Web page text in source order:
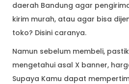
daerah Bandung agar
kirim murah, atau agar bisa
toko? Disini caranya.
Namun sebelum membeli,
mengetahui asal X banner,
Supaya Kamu dapat